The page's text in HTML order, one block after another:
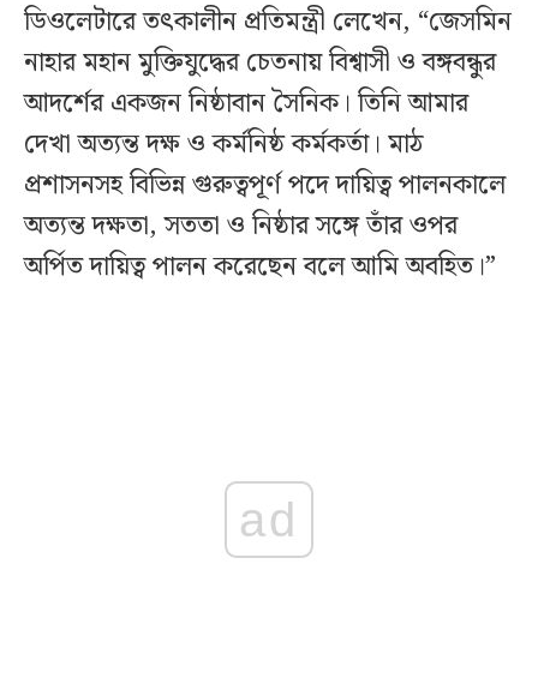
ডিওলেটারে তৎকালীন প্রতিমন্ত্রী লেখেন, “জেসমিন
নাহার মহান মুক্তিযুদ্ধের চেতনায় বিশ্বাসী ও বঙ্গবন্ধুর
আদর্শের একজন নিষ্ঠাবান সৈনিক। তিনি আমার
দেখা অত্যন্ত দক্ষ ও কর্মনিষ্ঠ কর্মকর্তা। মাঠ
প্রশাসনসহ বিভিন্ন গুরুত্বপূর্ণ পদে দায়িত্ব পালনকালে
অত্যন্ত দক্ষতা, সততা ও নিষ্ঠার সঙ্গে তাঁর ওপর
অর্পিত দায়িত্ব পালন করেছেন বলে আমি অবহিত।”
ad